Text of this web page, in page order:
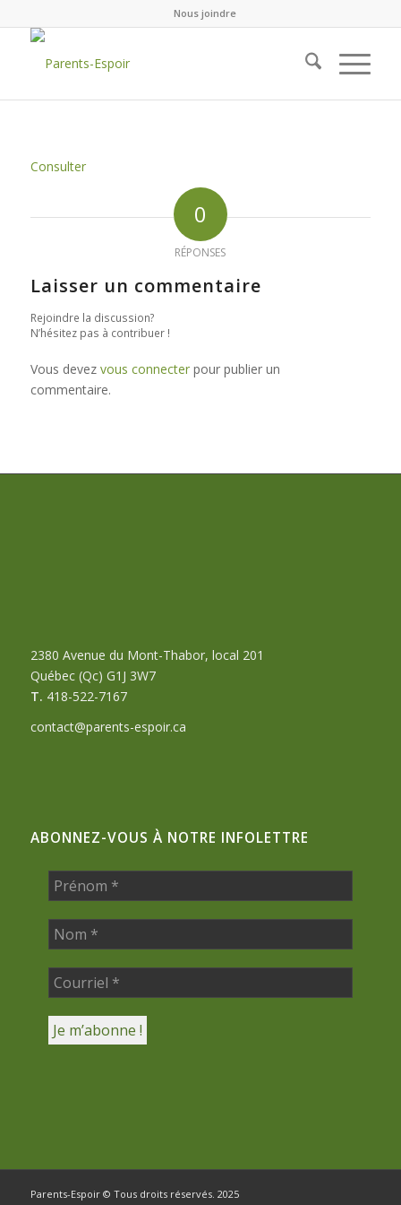
Nous joindre
Consulter
0
RÉPONSES
Laisser un commentaire
Rejoindre la discussion?
N’hésitez pas à contribuer !
Vous devez vous connecterpour publier un
commentaire.
2380 Avenue du Mont-Thabor, local 201
Québec (Qc) G1J 3W7
T. 418-522-7167
contact@parents-espoir.ca
ABONNEZ-VOUS À NOTRE INFOLETTRE
Parents-Espoir © Tous droits réservés. 2025